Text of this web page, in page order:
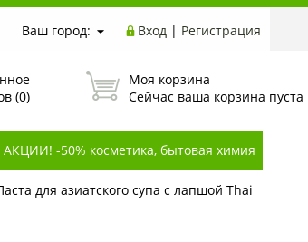
Ваш город: Вход | Регистрация
(0)
Моя корзина
Сейчас ваша корзина пуста
АКЦИИ! -50% косметика, бытовая химия
для азиатского супа с лапшой Thai